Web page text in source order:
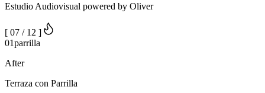
Estudio Audiovisual powered by Oliver
[ 07 / 12 ]
01parrilla
After
Terraza con Parrilla